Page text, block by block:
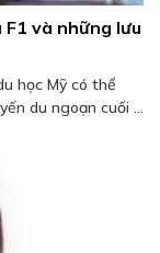
và những lưu
học Mỹ có thể
du ngoạn cuối ...